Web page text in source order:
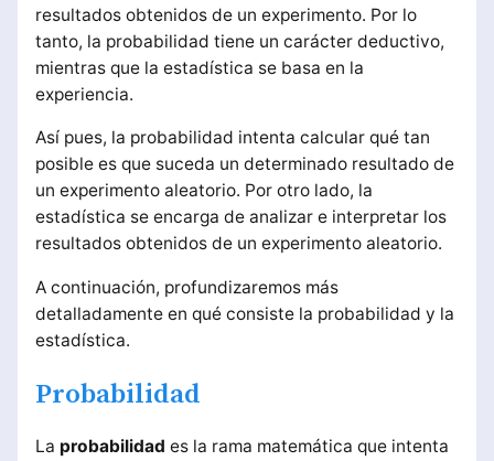
resultados obtenidos de un experimento. Por lo
tanto, la probabilidad tiene un carácter deductivo,
mientras que la estadística se basa en la
experiencia.
Así pues, la probabilidad intenta calcular qué tan
posible es que suceda un determinado resultado de
un experimento aleatorio. Por otro lado, la
estadística se encarga de analizar e interpretar los
resultados obtenidos de un experimento aleatorio.
A continuación, profundizaremos más
detalladamente en qué consiste la probabilidad y la
estadística.
Probabilidad
La probabilidad es la rama matemática que intenta